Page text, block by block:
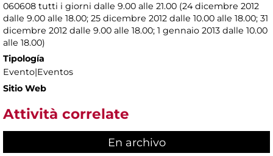
060608 tutti i giorni dalle 9.00 alle 21.00 (24 dicembre 2012
dalle 9.00 alle 18.00; 25 dicembre 2012 dalle 10.00 alle 18.00; 31
dicembre 2012 dalle 9.00 alle 18.00; 1 gennaio 2013 dalle 10.00
alle 18.00)
Tipología
Evento|Eventos
Sitio Web
Attività correlate
En archivo